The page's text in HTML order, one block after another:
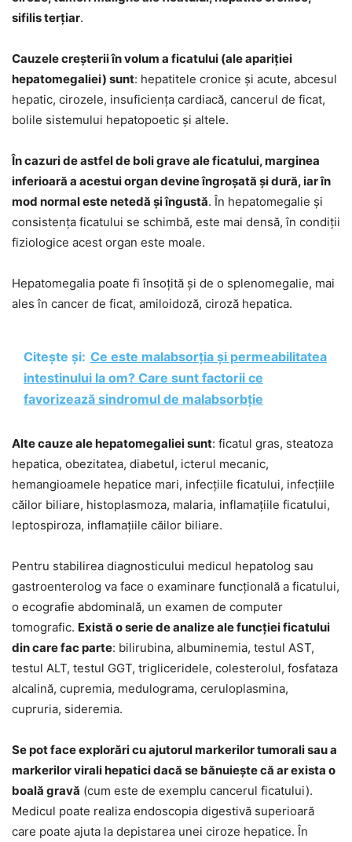
sifilis terțiar.
Cauzele creșterii în volum a ficatului (ale apariției
hepatomegaliei) sunt: hepatitele cronice și acute, abcesul
hepatic, cirozele, insuficiența cardiacă, cancerul de ficat,
bolile sistemului hepatopoetic și altele.
În cazuri de astfel de boli grave ale ficatului, marginea
inferioară a acestui organ devine îngroșată și dură, iar în
mod normal este netedă și îngustă. În hepatomegalie și
consistența ficatului se schimbă, este mai densă, în condiții
fiziologice acest organ este moale.
Hepatomegalia poate fi însoțită și de o splenomegalie, mai
ales în cancer de ficat, amiloidoză, ciroză hepatica.
Citește și: Ce este malabsorția și permeabilitatea
intestinului la om? Care sunt factorii ce
favorizează sindromul de malabsorbție
Alte cauze ale hepatomegaliei sunt: ficatul gras, steatoza
hepatica, obezitatea, diabetul, icterul mecanic,
hemangioamele hepatice mari, infecțiile ficatului, infecțiile
căilor biliare, histoplasmoza, malaria, inflamațiile ficatului,
leptospiroza, inflamațiile căilor biliare.
Pentru stabilirea diagnosticului medicul hepatolog sau
gastroenterolog va face o examinare funcțională a ficatului,
o ecografie abdominală, un examen de computer
tomografic. Există o serie de analize ale funcției ficatului
din care fac parte: bilirubina, albuminemia, testul AST,
testul ALT, testul GGT, trigliceridele, colesterolul, fosfataza
alcalină, cupremia, medulograma, ceruloplasmina,
cupruria, sideremia.
Se pot face explorări cu ajutorul markerilor tumorali sau a
markerilor virali hepatici dacă se bănuiește că ar exista o
boală gravă (cum este de exemplu cancerul ficatului).
Medicul poate realiza endoscopia digestivă superioară
care poate ajuta la depistarea unei ciroze hepatice. În